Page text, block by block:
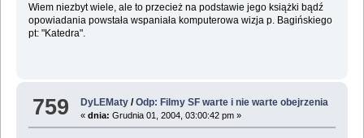
Wiem niezbyt wiele, ale to przecież na podstawie jego książki bądź
opowiadania powstała wspaniała komputerowa wizja p. Bagińskiego
pt: "Katedra".
759 DyLEMaty /Odp: Filmy SF warte i nie warte obejrzenia
«dnia: Grudnia 01, 2004, 03:00:42 pm »